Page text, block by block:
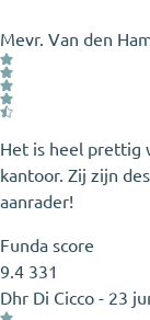
Mevr. Van den
Het is heel prettig
kantoor. Zij zijn
aanrader!
Funda score
9.4 331
Dhr Di Cicco - 23